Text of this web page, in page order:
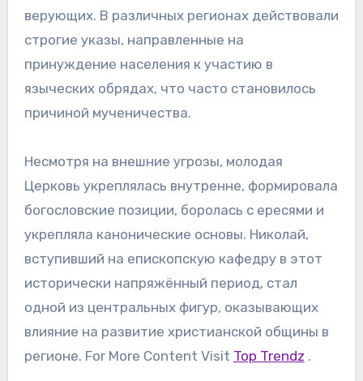
верующих. В различных регионах действовали
строгие указы, направленные на
принуждение населения к участию в
языческих обрядах, что часто становилось
причиной мученичества.
Несмотря на внешние угрозы, молодая
Церковь укреплялась внутренне, формировала
богословские позиции, боролась с ересями и
укрепляла канонические основы. Николай,
вступивший на епископскую кафедру в этот
исторически напряжённый период, стал
одной из центральных фигур, оказывающих
влияние на развитие христианской общины в
регионе. For More Content Visit Top Trendz .